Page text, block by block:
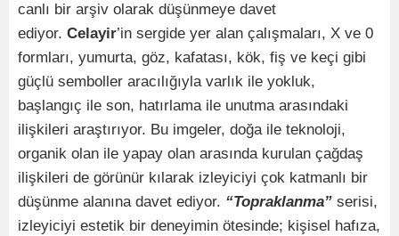
canlı bir arşiv olarak düşünmeye davet
ediyor. Celayir’in sergide yer alan çalışmaları, X ve 0
formları, yumurta, göz, kafatası, kök, fiş ve keçi gibi
güçlü semboller aracılığıyla varlık ile yokluk,
başlangıç ile son, hatırlama ile unutma arasındaki
ilişkileri araştırıyor. Bu imgeler, doğa ile teknoloji,
organik olan ile yapay olan arasında kurulan çağdaş
ilişkileri de görünür kılarak izleyiciyi çok katmanlı bir
düşünme alanına davet ediyor. “Topraklanma” serisi,
izleyiciyi estetik bir deneyimin ötesinde; kişisel hafıza,